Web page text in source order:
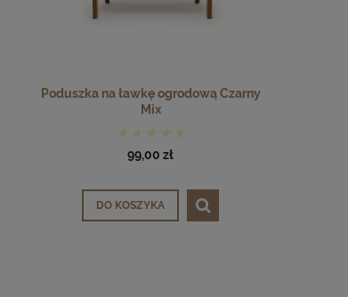
Poduszka na ławkę ogrodową Czarny
Mix
99,00 zł
DO KOSZYKA